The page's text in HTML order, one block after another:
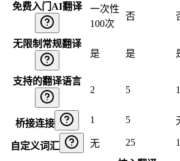
免费入门AI翻译
一次性
100次
否
无限制常规翻译
是
是
支持的翻译语言
2
5
桥接连接 1 5
自定义词汇 无 25